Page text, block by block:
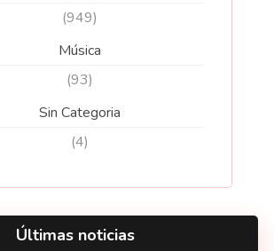
(949)
Música
(93)
Sin Categoria
(4)
Últimas noticias